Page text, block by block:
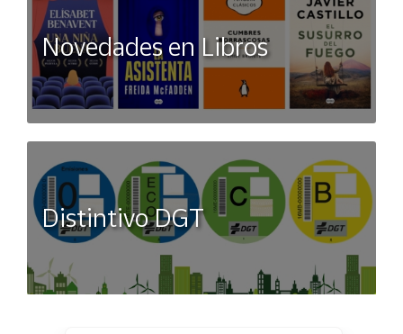
Novedades en Libros
Distintivo DGT